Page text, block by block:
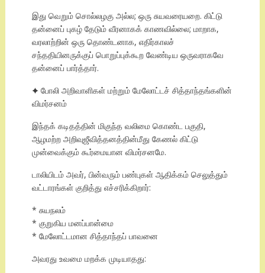
இது வெறும் சொல்லழகு அல்ல; ஒரு சுயவரையறை. கிட்டு
தன்னைப் புகழ் தேடும் வீரனாகக் காணவில்லை; மாறாக,
வரலாற்றின் ஒரு தொண்டனாக, எதிர்காலச்
சந்ததியினருக்குப் பொறுப்புக்கூற வேண்டிய ஒருவராகவே
தன்னைப் பார்த்தார்.
✦ போலி அறிவாளிகள் மற்றும் மேலோட்டச் சித்தாந்தங்களின்
விமர்சனம்
இந்தக் கடிதத்தின் மிகுந்த வலிமை கொண்ட பகுதி,
ஆழமற்ற அறிவுஜீவித்தனத்தின்மீது கேணல் கிட்டு
முன்வைக்கும் கூர்மையான விமர்சனமே.
டாலியிடம் அவர், பின்வரும் பண்புகள் ஆதிக்கம் செலுத்தும்
வட்டாரங்கள் குறித்து எச்சரிக்கிறார்:
* சுயநலம்
* குறுகிய மனப்பான்மை
* மேலோட்டமான சித்தாந்தப் பாவனை
அவரது உவமை மறக்க முடியாதது: